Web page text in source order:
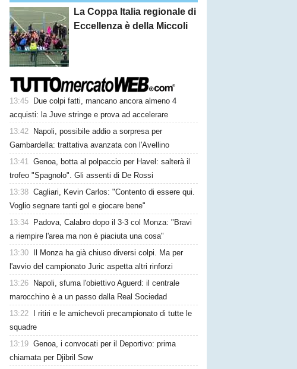
La Coppa Italia regionale di
Eccellenza è della Miccoli
13:45
Due colpi fatti, mancano ancora almeno 4
acquisti: la Juve stringe e prova ad accelerare
13:42
Napoli, possibile addio a sorpresa per
Gambardella: trattativa avanzata con l'Avellino
13:41 Genoa, botta al polpaccio per Havel: salterà il
trofeo "Spagnolo". Gli assenti di De Rossi
13:38 Cagliari, Kevin Carlos: "Contento di essere qui.
Voglio segnare tanti gol e giocare bene"
13:34
Padova, Calabro dopo il 3-3 col Monza: "Bravi
a riempire l'area ma non è piaciuta una cosa"
13:30
Il Monza ha già chiuso diversi colpi. Ma per
l'avvio del campionato Juric aspetta altri rinforzi
13:26
Napoli, sfuma l'obiettivo Aguerd: il centrale
marocchino è a un passo dalla Real Sociedad
13:22
I ritiri e le amichevoli precampionato di tutte le
squadre
13:19 Genoa, i convocati per il Deportivo: prima
chiamata per Djibril Sow